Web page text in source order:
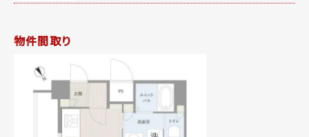
物件間取り